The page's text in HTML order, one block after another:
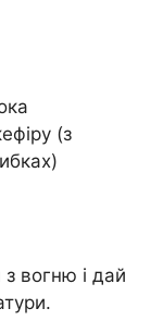
(з
з вогню і дай